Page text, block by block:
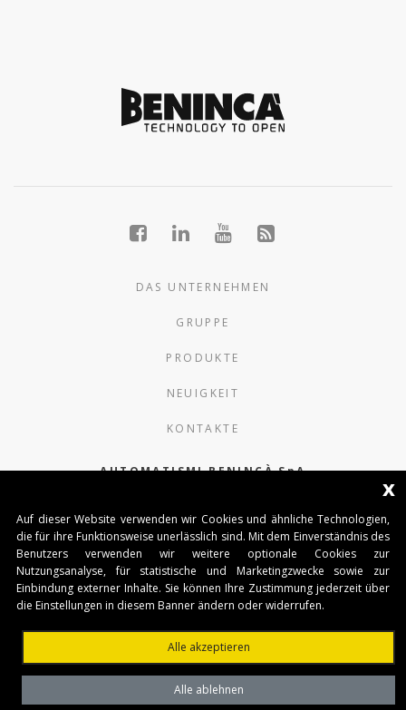
DAS UNTERNEHMEN
GRUPPE
PRODUKTE
NEUIGKEIT
KONTAKTE
AUTOMATISMI BENINCÀ SpA
36066 Sandrigo (Vicenza) Italy
Capitale Sociale € 1.000.000
interamente versato Registro Imprese
Tribunale di Vicenza
x
Auf dieser Website verwenden wir Cookies und ähnliche Technologien,
die für ihre Funktionsweise unerlässlich sind. Mit dem Einverständnis des
Benutzers verwenden wir weitere optionale Cookies zur
Nutzungsanalyse, für statistische und Marketingzwecke sowie zur
Einbindung externer Inhalte. Sie können Ihre Zustimmung jederzeit über
die Einstellungen in diesem Banner ändern oder widerrufen.
Alle akzeptieren
Alle ablehnen